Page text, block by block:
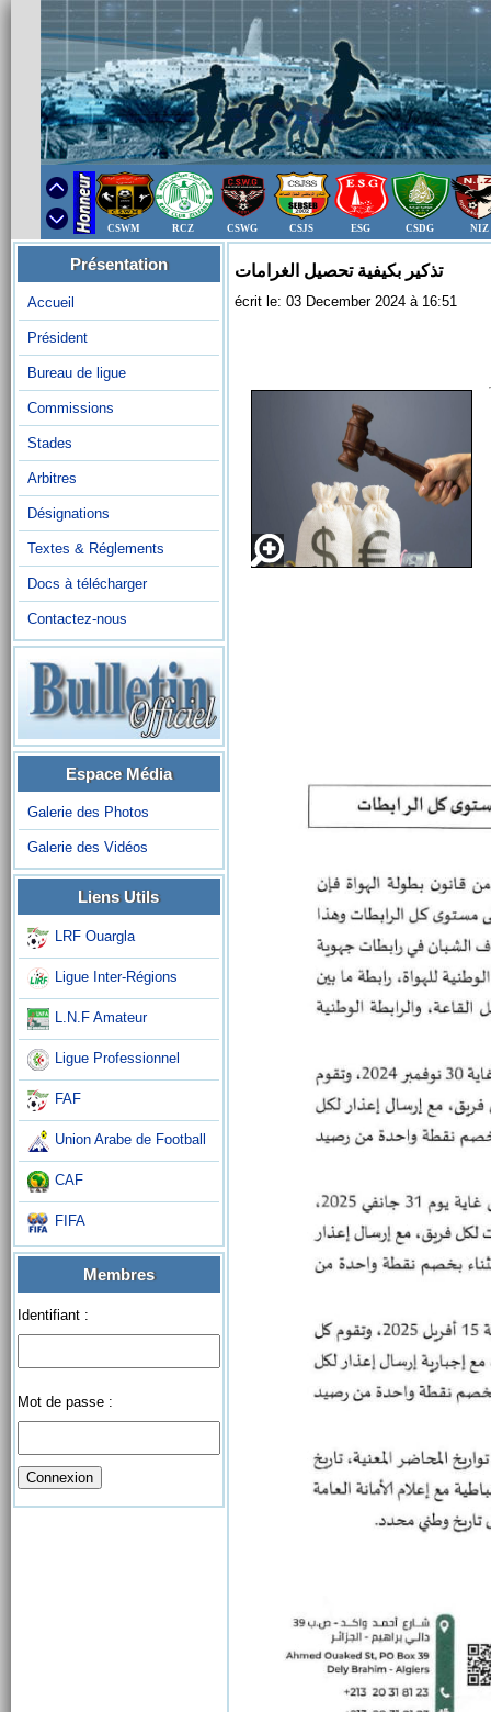
CSWM RCZ CSWG CSJS ESG CSDG NIZ
Présentation
Accueil
Président
Bureau de ligue
Commissions
Stades
Arbitres
Désignations
Textes & Réglements
Docs à télécharger
Contactez-nous
Espace Média
Galerie des Photos
Galerie des Vidéos
Liens Utils
LRF Ouargla
Ligue Inter-Régions
L.N.F Amateur
Ligue Professionnel
FAF
Union Arabe de Football
CAF
FIFA
Membres
Identifiant :
Mot de passe :
تذكير بكيفية تحصيل الغرامات
écrit le: 03 December 2024 à 16:51